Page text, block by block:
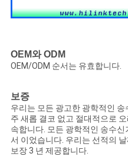
OEM와 ODM
OEM/ODM 순서는 유효합니다.
보증
우리는 모든 광고한 광학적인
주 새롭 결코 없고 절대적으로
속합니다. 모든 광학적인 송수
서 이었습니다. 우리는 선적의
보장 3 년 제공합니다.